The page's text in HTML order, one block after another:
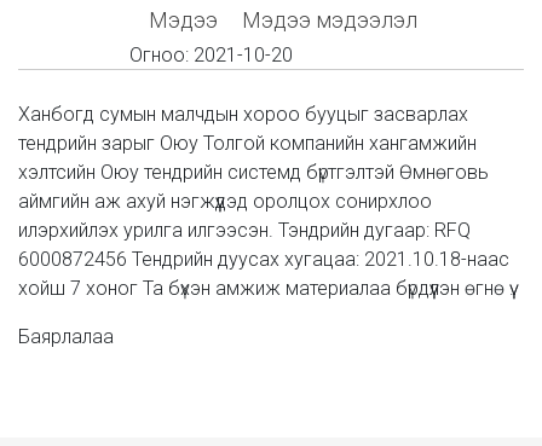
Мэдээ Мэдээ мэдээлэл
Огноо: 2021-10-20
Ханбогд сумын малчдын хороо бууцыг засварлах
тендрийн зарыг Оюу Толгой компанийн хангамжийн
хэлтсийн Оюу тендрийн системд бүртгэлтэй Өмнөговь
аймгийн аж ахуй нэгжүүдэд оролцох сонирхлоо
илэрхийлэх урилга илгээсэн. Тэндрийн дугаар: RFQ
6000872456 Тендрийн дуусах хугацаа: 2021.10.18-наас
хойш 7 хоног Та бүхэн амжиж материалаа бүрдүүлэн өгнө үү.
Баярлалаа